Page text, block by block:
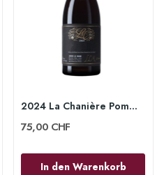
2024 La Chanière Pommard 1er Cru 75 cl - Lucien...
75,00 CHF
In den Warenkorb